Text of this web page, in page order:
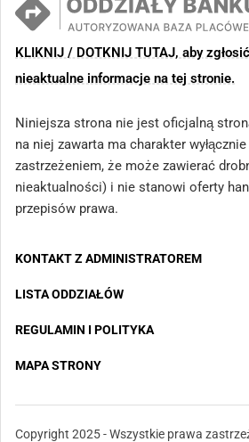
KLIKNIJ / DOTKNIJ TUTAJ, aby
nieaktualne informacje na tej stronie.
Niniejsza strona nie jest oficjalną
na niej zawarta ma charakter
zastrzeżeniem, że może zawierać
nieaktualności) i nie stanowi oferty
przepisów prawa.
KONTAKT Z ADMINISTRATOREM
LISTA ODDZIAŁÓW
REGULAMIN I POLITYKA
MAPA STRONY
Copyright 2025 - Wszystkie prawa